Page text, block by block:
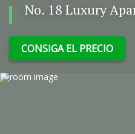
No. 18 Luxury
CONSIGA EL PRECIO